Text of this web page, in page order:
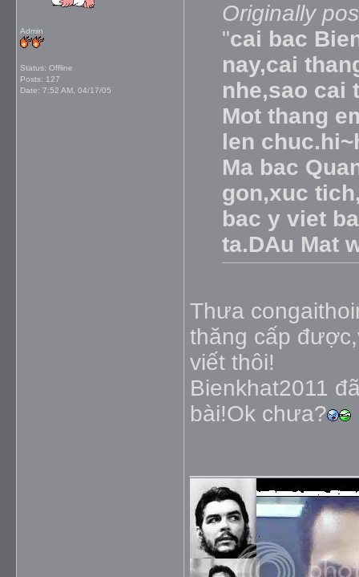
Admin
Status: Offline
Posts: 127
Date: 7:52 AM, 04/17/05
Originally
"cai bac
nay,cai
nhe,sao cai
Mot thang
len
Ma bac
gon,xuc
bac y viet
ta.DAu Mat
Thưa
thăng cấp
viết thôi!
Bienkhat2011
bài!Ok chưa?